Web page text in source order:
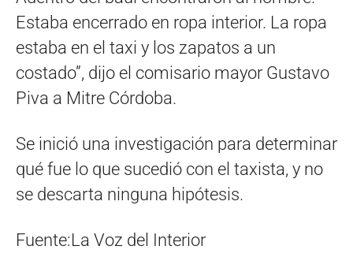
Estaba encerrado en ropa interior. La ropa
estaba en el taxi y los zapatos a un
costado”, dijo el comisario mayor Gustavo
Piva a Mitre Córdoba.
Se inició una investigación para determinar
qué fue lo que sucedió con el taxista, y no
se descarta ninguna hipótesis.
Fuente:La Voz del Interior